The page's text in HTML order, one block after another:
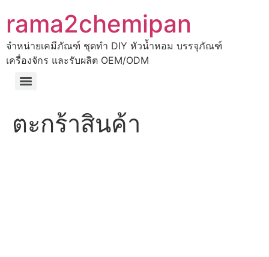
rama2chemipan
จำหน่ายเคมีภัณฑ์ ชุดทำ DIY หัวน้ำหอม บรรจุภัณฑ์
เครื่องจักร และรับผลิต OEM/ODM
ตะกร้าสินค้า